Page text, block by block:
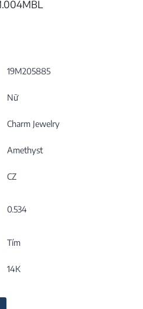
19M205885
Nữ
Charm Jewelry
Amethyst
CZ
0.534
Tím
14K